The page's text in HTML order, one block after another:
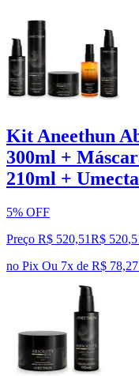
Kit Aneethun
300ml +
210ml +
5% OFF
Preço R$ 520,51R$ 520,
no Pix Ou 7x de R$